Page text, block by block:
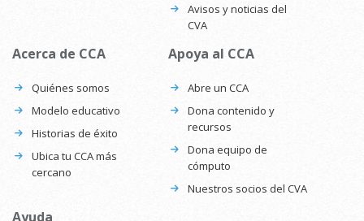
Avisos y noticias del
CVA
Acerca de CCA
Quiénes somos
Modelo educativo
Historias de éxito
Ubica tu CCA más
cercano
Apoya al CCA
Abre un CCA
Dona contenido y
recursos
Dona equipo de
cómputo
Nuestros socios del CVA
Ayuda